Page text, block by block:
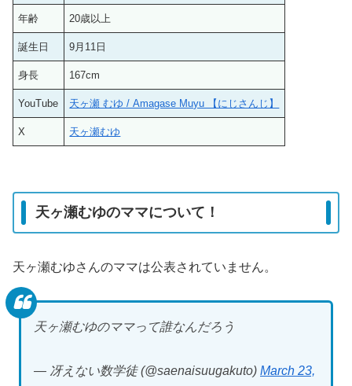
年齢 20歳以上
誕生日 9月11日
身長 167cm
YouTube 天ヶ瀬 むゆ / Amagase Muyu 【にじさんじ】
X 天ヶ瀬むゆ
天ヶ瀬むゆのママについて！
天ヶ瀬むゆさんのママは公表されていません。
天ヶ瀬むゆのママって誰なんだろう
— 冴えない数学徒 (@saenaisuugakuto) March 23,